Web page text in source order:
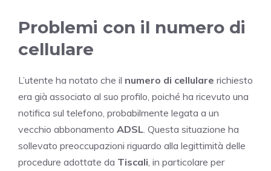
Problemi con il numero di
cellulare
L’utente ha notato che il numero di cellulare richiesto
era già associato al suo profilo, poiché ha ricevuto una
notifica sul telefono, probabilmente legata a un
vecchio abbonamento ADSL . Questa situazione ha
sollevato preoccupazioni riguardo alla legittimità delle
procedure adottate da Tiscali , in particolare per